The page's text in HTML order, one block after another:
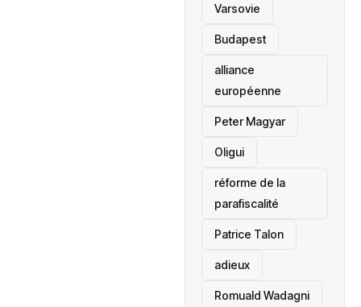
‎Varsovie
Budapest
alliance
européenne
Peter Magyar
Oligui
réforme de la
parafiscalité
Patrice Talon
adieux
Romuald Wadagni